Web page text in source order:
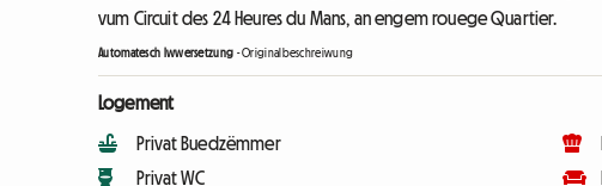
vum Circuit des 24 Heures du Mans, an engem rouege Quartier.
Automatesch Iwwersetzung -Originalbeschreiwung
Logement
Privat Buedzëmmer
Privat WC